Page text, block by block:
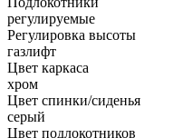
регулируемые
Регулировка высоты
газлифт
Цвет каркаса
хром
Цвет спинки/сиденья
серый
Цвет подлокотников